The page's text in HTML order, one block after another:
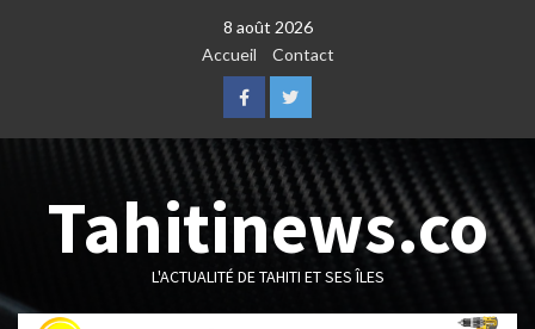
8 août 2026
Accueil
Contact
FacebookTwitter
Tahitinews.co
L'ACTUALITÉ DE TAHITI ET SES ÎLES